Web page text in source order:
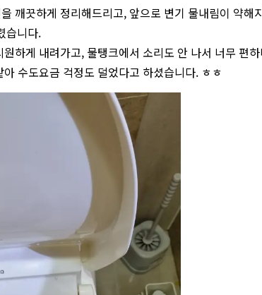
깨끗하게 정리해드리고, 앞으로 변기 물내림이 약
습니다.
하게 내려가고, 물탱크에서 소리도 안 나서 너무 편
수도요금 걱정도 덜었다고 하셨습니다. ㅎㅎ